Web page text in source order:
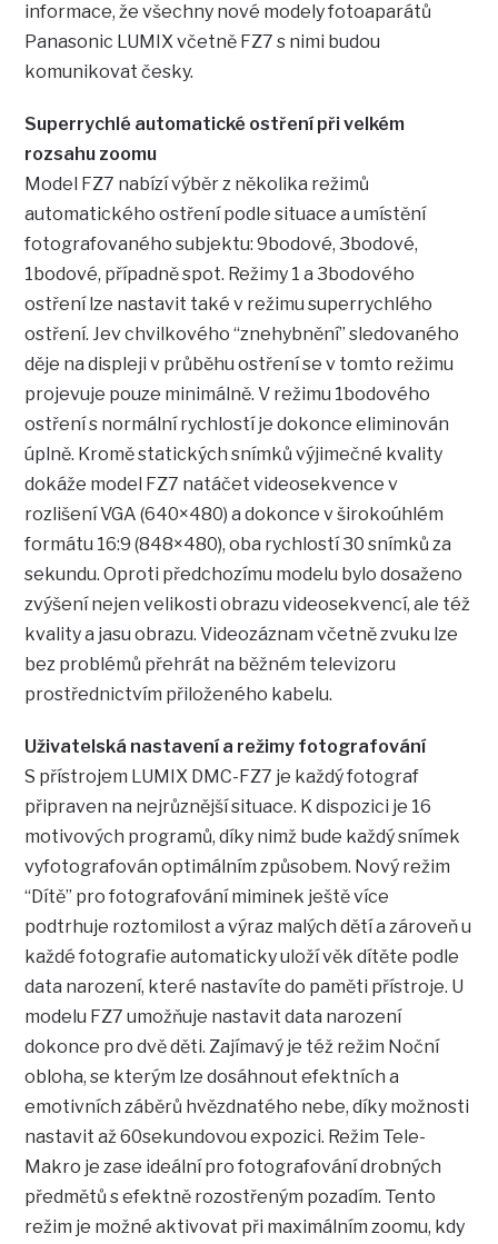
informace, že všechny nové modely fotoaparátů
Panasonic LUMIX včetně FZ7 s nimi budou
komunikovat česky.
Superrychlé automatické ostření při velkém
rozsahu zoomu
Model FZ7 nabízí výběr z několika režimů
automatického ostření podle situace a umístění
fotografovaného subjektu: 9bodové, 3bodové,
1bodové, případně spot. Režimy 1 a 3bodového
ostření lze nastavit také v režimu superrychlého
ostření. Jev chvilkového “znehybnění” sledovaného
děje na displeji v průběhu ostření se v tomto režimu
projevuje pouze minimálně. V režimu 1bodového
ostření s normální rychlostí je dokonce eliminován
úplně. Kromě statických snímků výjimečné kvality
dokáže model FZ7 natáčet videosekvence v
rozlišení VGA (640×480) a dokonce v širokoúhlém
formátu 16:9 (848×480), oba rychlostí 30 snímků za
sekundu. Oproti předchozímu modelu bylo dosaženo
zvýšení nejen velikosti obrazu videosekvencí, ale též
kvality a jasu obrazu. Videozáznam včetně zvuku lze
bez problémů přehrát na běžném televizoru
prostřednictvím přiloženého kabelu.
Uživatelská nastavení a režimy fotografování
S přístrojem LUMIX DMC-FZ7 je každý fotograf
připraven na nejrůznější situace. K dispozici je 16
motivových programů, díky nimž bude každý snímek
vyfotografován optimálním způsobem. Nový režim
“Dítě” pro fotografování miminek ještě více
podtrhuje roztomilost a výraz malých dětí a zároveň u
každé fotografie automaticky uloží věk dítěte podle
data narození, které nastavíte do paměti přístroje. U
modelu FZ7 umožňuje nastavit data narození
dokonce pro dvě děti. Zajímavý je též režim Noční
obloha, se kterým lze dosáhnout efektních a
emotivních záběrů hvězdnatého nebe, díky možnosti
nastavit až 60sekundovou expozici. Režim Tele-
Makro je zase ideální pro fotografování drobných
předmětů s efektně rozostřeným pozadím. Tento
režim je možné aktivovat při maximálním zoomu, kdy